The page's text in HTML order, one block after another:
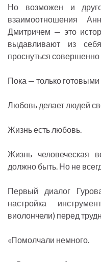
Но возможен и
взаимоотношения
Дмитричем — это
выдавливают из
проснуться
Пока — только готовыми
Любовь делает людей
Жизнь есть любовь.
Жизнь человеческая
должно быть. Но не
Первый диалог
настройка
виолончели) перед
«Помолчали немного.